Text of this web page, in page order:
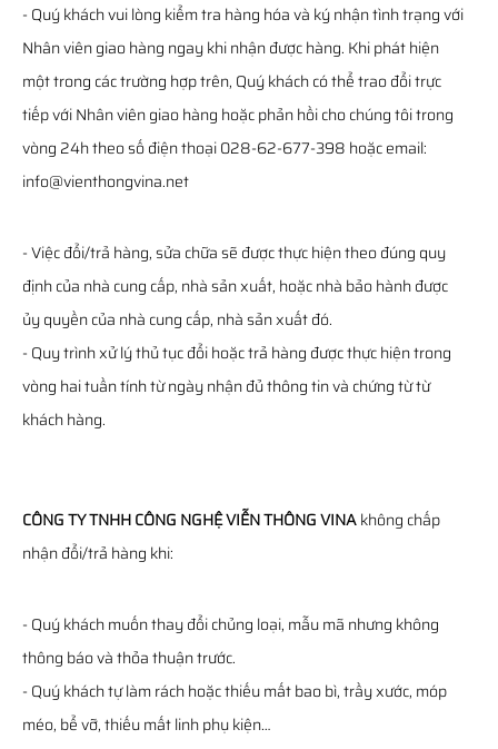
- Quý khách vui lòng kiểm tra hàng hóa và ký nhận tình trạng với
Nhân viên giao hàng ngay khi nhận được hàng. Khi phát hiện
một trong các trường hợp trên, Quý khách có thể trao đổi trực
tiếp với Nhân viên giao hàng hoặc phản hồi cho chúng tôi trong
vòng 24h theo số điện thoại 028-62-677-398 hoặc email:
info@vienthongvina.net
- Việc đổi/trả hàng, sửa chữa sẽ được thực hiện theo đúng quy
định của nhà cung cấp, nhà sản xuất, hoặc nhà bảo hành được
ủy quyền của nhà cung cấp, nhà sản xuất đó.
- Quy trình xử lý thủ tục đổi hoặc trả hàng được thực hiện trong
vòng hai tuần tính từ ngày nhận đủ thông tin và chứng từ từ
khách hàng.
CÔNG TY TNHH CÔNG NGHỆ VIỄN THÔNG VINAkhông chấp
nhận đổi/trả hàng khi:
- Quý khách muốn thay đổi chủng loại, mẫu mã nhưng không
thông báo và thỏa thuận trước.
- Quý khách tự làm rách hoặc thiếu mất bao bì, trầy xước, móp
méo, bể vỡ, thiếu mất linh phụ kiện…